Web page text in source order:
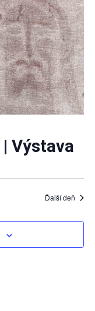
Výstava
Ďalší deň